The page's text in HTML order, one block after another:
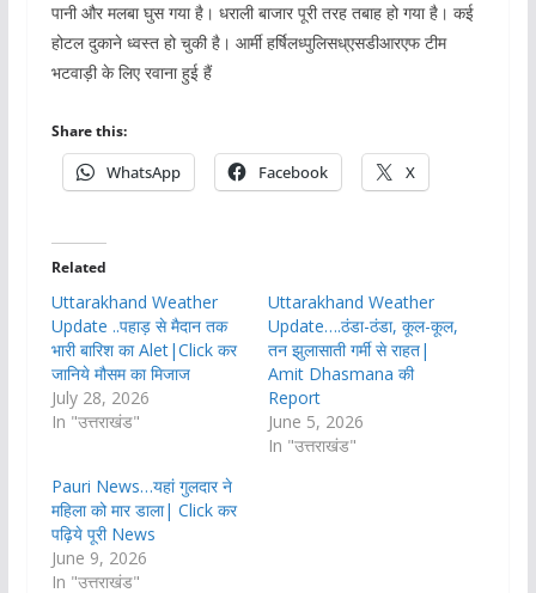
पानी और मलबा घुस गया है। धराली बाजार पूरी तरह तबाह हो गया है। कई
होटल दुकाने ध्वस्त हो चुकी है। आर्मी हर्षिलध्पुलिसध्एसडीआरएफ टीम
भटवाड़ी के लिए रवाना हुई हैं
Share this:
WhatsApp Facebook X
Related
Uttarakhand Weather
Update ..पहाड़ से मैदान तक
भारी बारिश का Alet|Click कर
जानिये मौसम का मिजाज
July 28, 2026
In "उत्तराखंड"
Uttarakhand Weather
Update….ठंडा-ठंडा, कूल-कूल,
तन झुलासाती गर्मी से राहत|
Amit Dhasmana की
Report
June 5, 2026
In "उत्तराखंड"
Pauri News…यहां गुलदार ने
महिला को मार डाला| Click कर
पढ़िये पूरी News
June 9, 2026
In "उत्तराखंड"